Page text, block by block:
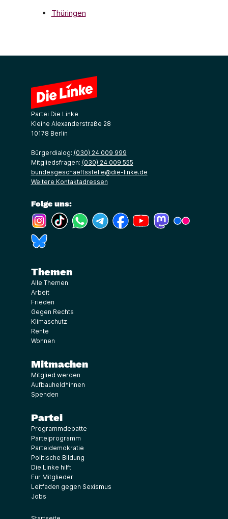
Thüringen
Partei Die Linke
Kleine Alexanderstraße 28
10178 Berlin
Bürgerdialog: (030) 24 009 999
Mitgliedsfragen: (030) 24 009 555
bundesgeschaeftsstelle@die-linke.de
Weitere Kontaktadressen
Folge uns:
(Link öffnet ein neues Fenster)
(Link öffnet ein neues Fenster)
(Link öffnet ein neues Fenster)
(Link öffnet ein neues Fenster)
(Link öffnet ein neues Fenster)
(Link öffnet ein neues
(Link öffnet ein
Themen
Alle Themen
Arbeit
Frieden
Gegen Rechts
Klimaschutz
Rente
Wohnen
Mitmachen
Mitglied werden
Aufbauheld*innen
Spenden
Partei
Programmdebatte
Parteiprogramm
Parteidemokratie
Politische Bildung
Die Linke hilft
Für Mitglieder
Leitfaden gegen Sexismus
Jobs